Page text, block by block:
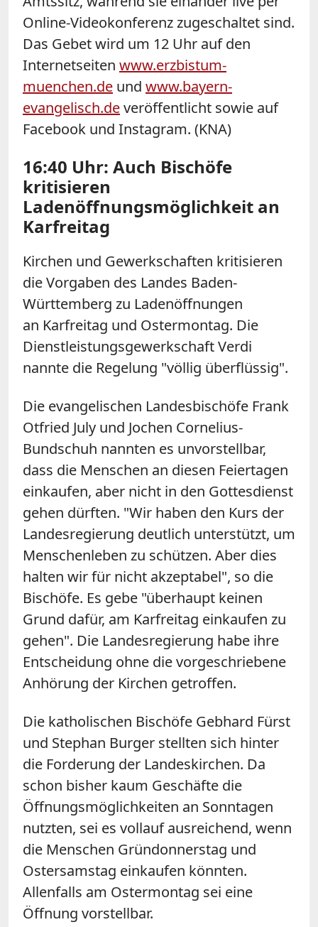
Online-Videokonferenz zugeschaltet sind.
Das Gebet wird um 12 Uhr auf den
Internetseiten www.erzbistum-
muenchen.de und www.bayern-
evangelisch.deveröffentlicht sowie auf
Facebook und Instagram. (KNA)
16:40 Uhr: Auch Bischöfe
kritisieren
Ladenöffnungsmöglichkeit an
Karfreitag
Kirchen und Gewerkschaften kritisieren
die Vorgaben des Landes Baden-
Württemberg zu Ladenöffnungen
an Karfreitag und Ostermontag. Die
Dienstleistungsgewerkschaft Verdi
nannte die Regelung "völlig überflüssig".
Die evangelischen Landesbischöfe Frank
Otfried July und Jochen Cornelius-
Bundschuh nannten es unvorstellbar,
dass die Menschen an diesen Feiertagen
einkaufen, aber nicht in den Gottesdienst
gehen dürften. "Wir haben den Kurs der
Landesregierung deutlich unterstützt, um
Menschenleben zu schützen. Aber dies
halten wir für nicht akzeptabel", so die
Bischöfe. Es gebe "überhaupt keinen
Grund dafür, am Karfreitag einkaufen zu
gehen". Die Landesregierung habe ihre
Entscheidung ohne die vorgeschriebene
Anhörung der Kirchen getroffen.
Die katholischen Bischöfe Gebhard Fürst
und Stephan Burger stellten sich hinter
die Forderung der Landeskirchen. Da
schon bisher kaum Geschäfte die
Öffnungsmöglichkeiten an Sonntagen
nutzten, sei es vollauf ausreichend, wenn
die Menschen Gründonnerstag und
Ostersamstag einkaufen könnten.
Allenfalls am Ostermontag sei eine
Öffnung vorstellbar.